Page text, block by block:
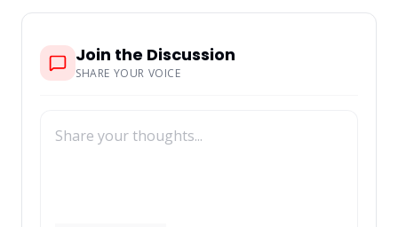
Join the Discussion
SHARE YOUR VOICE